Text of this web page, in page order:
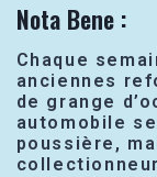
Nota Bene :
Chaque
anciennes
de grange
automobile
poussière,